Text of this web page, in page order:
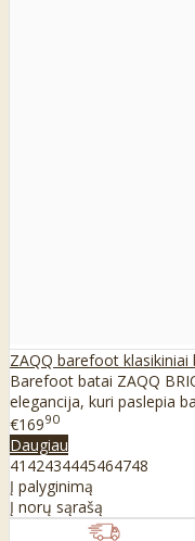
ZAQQ barefoot
Barefoot batai ZAQQ
elegancija, kuri paslepia
€16990
Daugiau
41 42434445464748
Į palyginimą
Į norų sąrašą